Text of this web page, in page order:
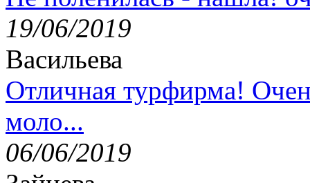
19/06/2019
Васильева
Отличная турфирма!
моло...
06/06/2019